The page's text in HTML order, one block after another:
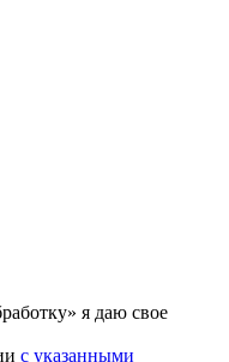
я даю свое
с указанными